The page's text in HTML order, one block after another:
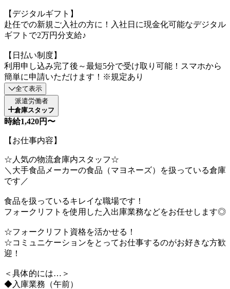
【デジタルギフト】
赴任での新規ご入社の方に！入社日に現金化可能なデジタル
ギフトで2万円分支給♪
【日払い制度】
利用申し込み完了後～最短5分で受け取り可能！スマホから
簡単に申請いただけます！※規定あり
全て表示
派遣労働者
倉庫スタッフ
時給1,420円〜
【お仕事内容】
☆人気の物流倉庫内スタッフ☆
＼大手食品メーカーの食品（マヨネーズ）を扱っている倉庫
です／
食品を扱っているキレイな職場です！
フォークリフトを使用した入出庫業務などをお任せします◎
☆フォークリフト資格を活かせる！
☆コミュニケーションをとってお仕事するのがお好きな方歓
迎！
＜具体的には…＞
◆入庫業務（午前）